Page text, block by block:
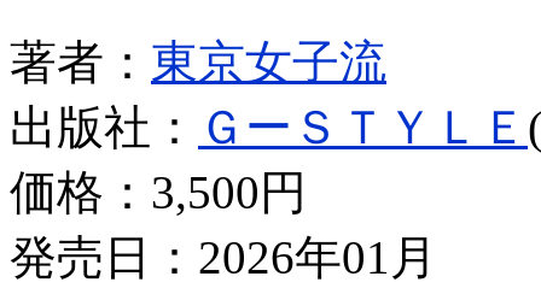
著者： 東京女子流
出版社： ＧーＳＴＹＬＥ
価格： 3,500円
発売日：2026年01月